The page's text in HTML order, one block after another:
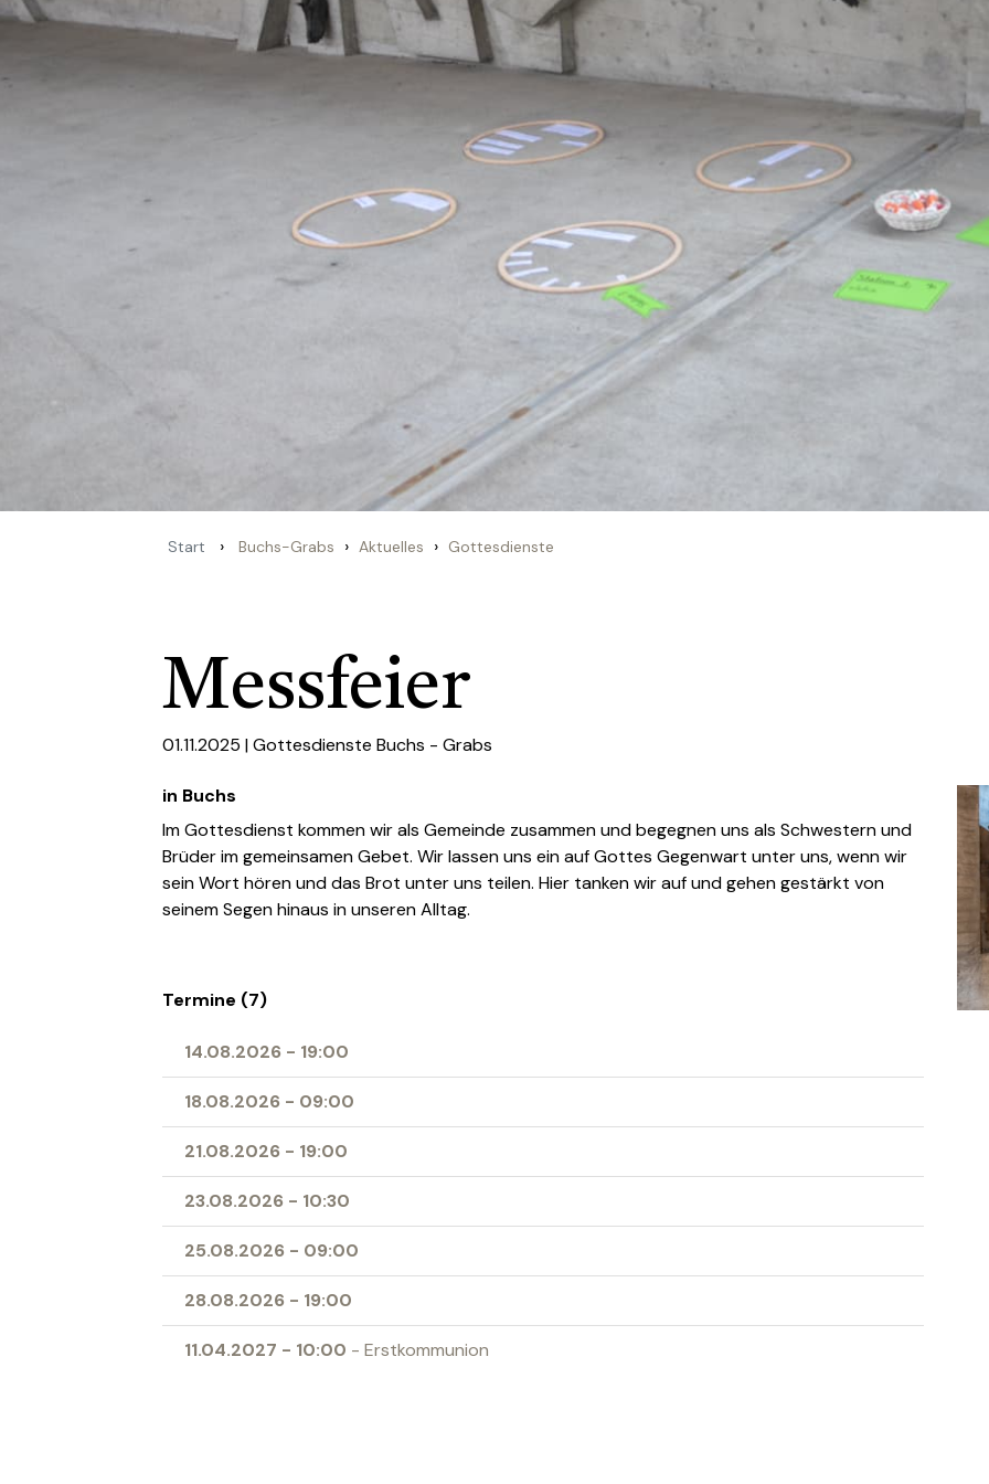
Start › Buchs-Grabs › Aktuelles › Gottesdienste
Messfeier
01.11.2025 |Gottesdienste Buchs - Grabs
in Buchs
Im Gottesdienst kommen wir als Gemeinde zusammen und begegnen uns als Schwestern und
Brüder im gemeinsamen Gebet. Wir lassen uns ein auf Gottes Gegenwart unter uns, wenn wir
sein Wort hören und das Brot unter uns teilen. Hier tanken wir auf und gehen gestärkt von
seinem Segen hinaus in unseren Alltag.
Termine (7)
14.08.2026 - 19:00
18.08.2026 - 09:00
21.08.2026 - 19:00
23.08.2026 - 10:30
25.08.2026 - 09:00
28.08.2026 - 19:00
11.04.2027 - 10:00 - Erstkommunion